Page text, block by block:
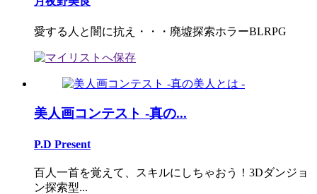
愛する人と闇に抗え・・・廃墟探索ホラーBLRPG
美人画コンテスト -真の...
P.D Present
百人一首を覚えて、スキルにしちゃおう！3Dダンジョ
ン探索型...